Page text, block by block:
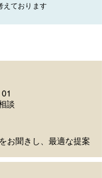
えております
01
談
お聞きし、最適な提案